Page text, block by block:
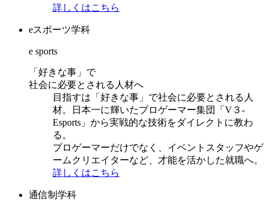
詳しくはこちら
eスポーツ学科
e sports
「好きな事」で
社会に必要とされる人材へ
目指すは「好きな事」で社会に必要とされる人
材。日本一に輝いたプロゲーマー集団「V３-
Esports」から実戦的な技術をダイレクトに教わ
る。
プロゲーマーだけでなく、イベントスタッフやゲ
ームクリエイターなど、才能を活かした就職へ。
詳しくはこちら
通信制学科